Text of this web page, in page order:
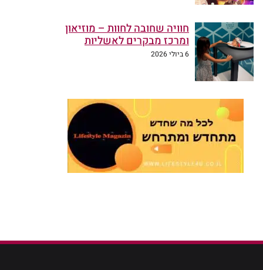
חוויה שחובה לחוות – מוזיאון
ומרכז מבקרים לאשליות
6 ביולי 2026